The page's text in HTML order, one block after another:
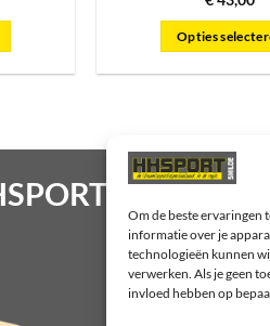
Om de beste ervaringen
informatie over je
technologieën kunnen
verwerken. Als je geen
invloed hebben op
Opties
Deze
optie
kan
giftcard